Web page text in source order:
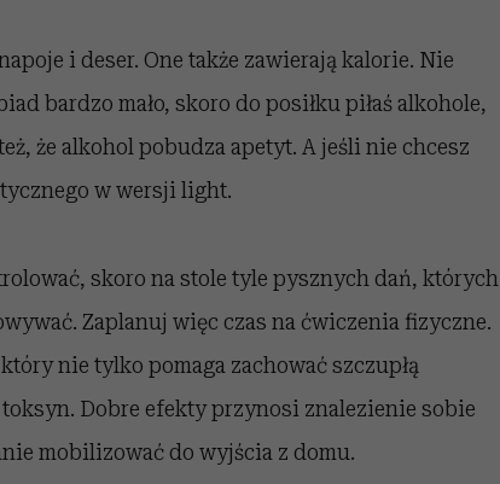
i deser. One także zawierają kalorie. Nie
bardzo mało, skoro do posiłku piłaś alkohole,
że alkohol pobudza apetyt. A jeśli nie chcesz
w wersji light.
skoro na stole tyle pysznych dań, których
Zaplanuj więc czas na ćwiczenia fizyczne.
nie tylko pomaga zachować szczupłą
Dobre efekty przynosi znalezienie sobie
mobilizować do wyjścia z domu.